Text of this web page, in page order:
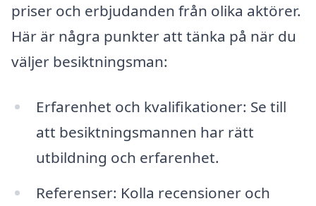
priser och erbjudanden från olika aktörer.
Här är några punkter att tänka på när du
väljer besiktningsman:
Erfarenhet och kvalifikationer: Se till
att besiktningsmannen har rätt
utbildning och erfarenhet.
Referenser: Kolla recensioner och